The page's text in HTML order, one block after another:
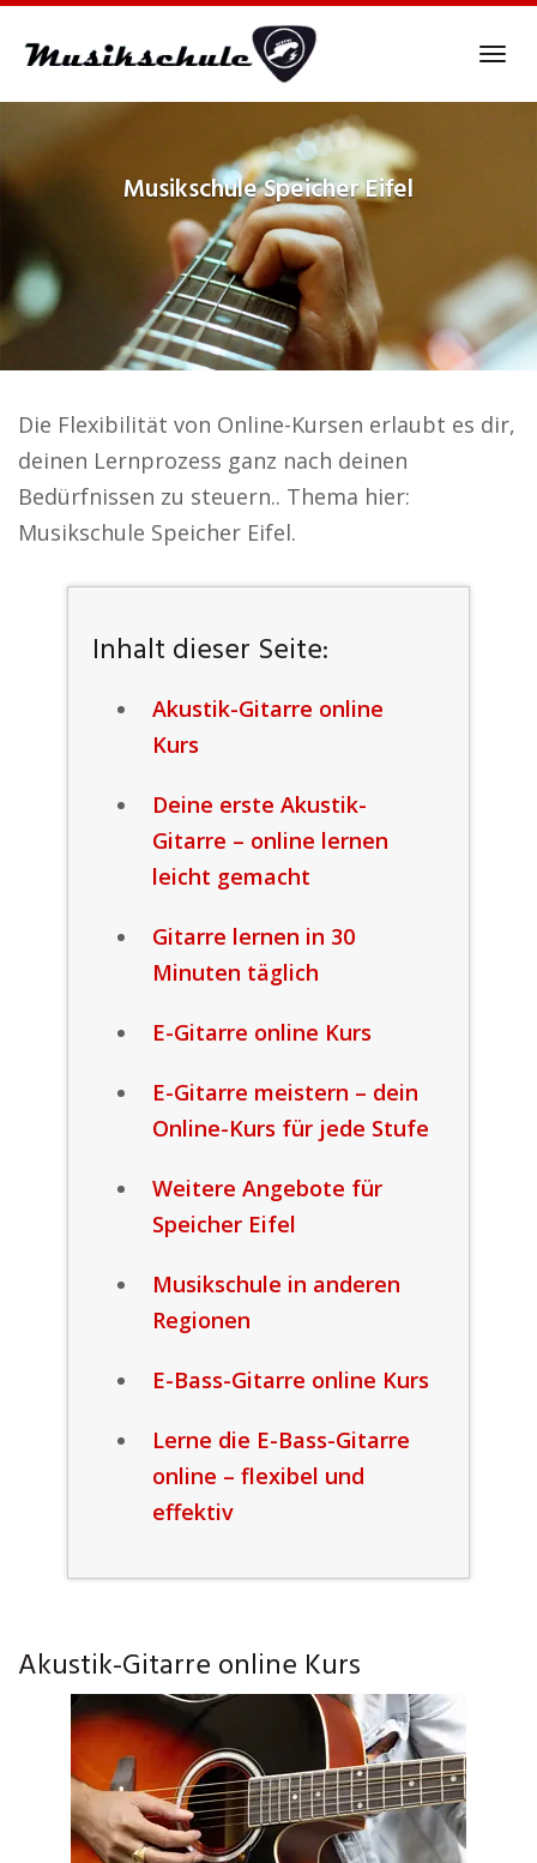
MusikschuleSpeicher Eifel
Die Flexibilität von Online-Kursen erlaubt es dir,
deinen Lernprozess ganz nach deinen
Bedürfnissen zu steuern.. Thema hier:
Musikschule Speicher Eifel.
Inhalt dieser Seite:
Akustik-Gitarre online
Kurs
Deine erste Akustik-
Gitarre – online lernen
leicht gemacht
Gitarre lernen in 30
Minuten täglich
E-Gitarre online Kurs
E-Gitarre meistern – dein
Online-Kurs für jede Stufe
Weitere Angebote für
Speicher Eifel
Musikschule in anderen
Regionen
E-Bass-Gitarre online Kurs
Lerne die E-Bass-Gitarre
online – flexibel und
effektiv
Akustik-Gitarre online Kurs